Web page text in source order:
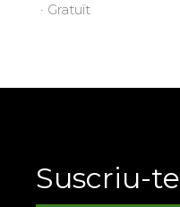
· Gratuït
Suscriu-te